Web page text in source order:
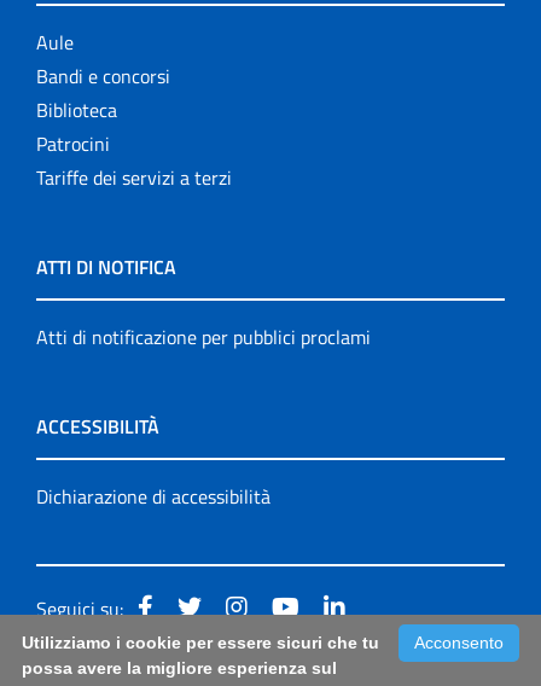
Aule
Bandi e concorsi
Biblioteca
Patrocini
Tariffe dei servizi a terzi
ATTI DI NOTIFICA
Atti di notificazione per pubblici proclami
ACCESSIBILITÀ
Dichiarazione di accessibilità
Seguici su:
Accessibilità: form di segnalazione di prima istanza per
Acconsento
Utilizziamo i cookie per essere sicuri che tu
possa avere la migliore esperienza sul